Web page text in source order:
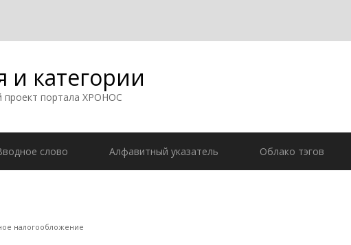
и категории
проект портала ХРОНОС
слово Алфавитный указатель Облако тэгов
налогообложение